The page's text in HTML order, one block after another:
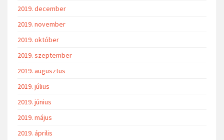
2019. december
2019. november
2019. október
2019. szeptember
2019. augusztus
2019. július
2019. június
2019. május
2019. április